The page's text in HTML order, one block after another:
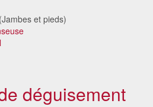
(Jambes et pieds)
déguisement